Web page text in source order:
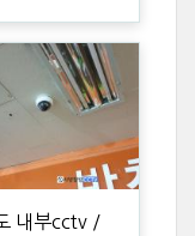
내부cctv /